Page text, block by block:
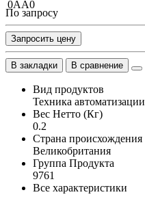
По запросу
Запросить цену
В закладки В сравнение
Вид продуктов
Техника автоматизации
Вес Нетто (Кг)
0.2
Страна происхождения
Великобритания
Группа Продукта
9761
Все характеристики